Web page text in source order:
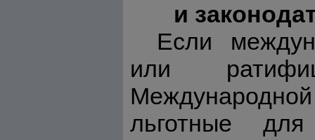
и
Если
или
льготные